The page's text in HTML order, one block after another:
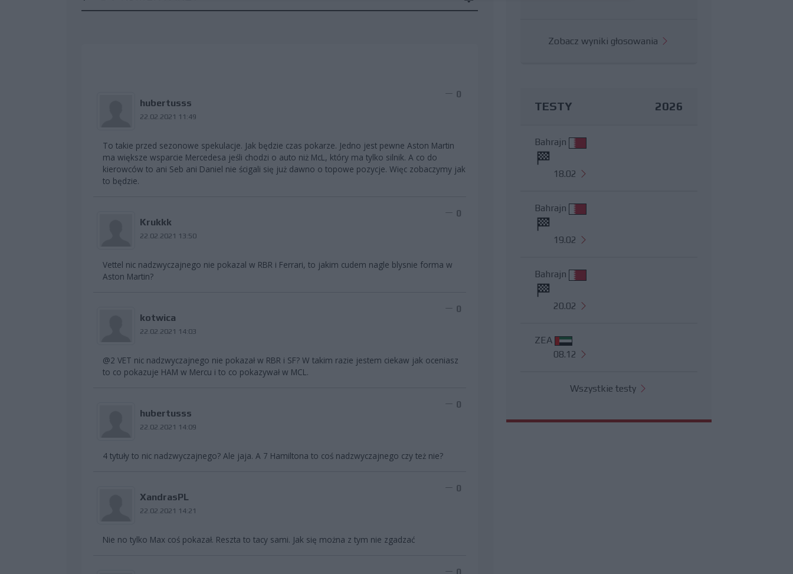
hubertusss
22.02.2021 11:49
0
To takie przed sezonowe spekulacje. Jak będzie czas pokarze. Jedno jest pewne Aston Martin
ma większe wsparcie Mercedesa jeśli chodzi o auto niż McL, który ma tylko silnik. A co do
kierowców to ani Seb ani Daniel nie ścigali się już dawno o topowe pozycje. Więc zobaczymy jak
to będzie.
Krukkk
22.02.2021 13:50
0
Vettel nic nadzwyczajnego nie pokazal w RBR i Ferrari, to jakim cudem nagle blysnie forma w
Aston Martin?
kotwica
22.02.2021 14:03
0
@2 VET nic nadzwyczajnego nie pokazał w RBR i SF? W takim razie jestem ciekaw jak oceniasz
to co pokazuje HAM w Mercu i to co pokazywał w MCL.
hubertusss
22.02.2021 14:09
0
4 tytuły to nic nadzwyczajnego? Ale jaja. A 7 Hamiltona to coś nadzwyczajnego czy też nie?
XandrasPL
22.02.2021 14:21
0
Nie no tylko Max coś pokazał. Reszta to tacy sami. Jak się można z tym nie zgadzać
0
Zobacz wyniki głosowania
TESTY 2026
Bahrajn
18.02
Bahrajn
19.02
Bahrajn
20.02
ZEA
08.12
Wszystkie testy